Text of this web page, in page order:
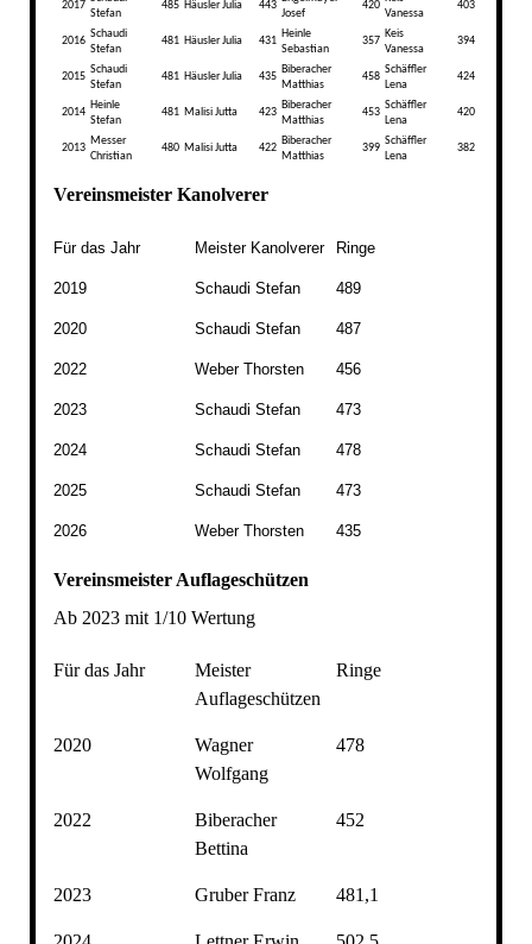
Vereinsmeister Kanolverer
Für das Jahr Meister Kanolverer Ringe
2019 Schaudi Stefan 489
2020 Schaudi Stefan 487
2022 Weber Thorsten 456
2023 Schaudi Stefan 473
2024 Schaudi Stefan 478
2025 Schaudi Stefan 473
2026 Weber Thorsten 435
Vereinsmeister Auflageschützen
Ab 2023 mit 1/10 Wertung
Für das Jahr
Meister
Auflageschützen
Ringe
2020
Wagner
Wolfgang
478
2022
Biberacher
Bettina
452
2023 Gruber Franz 481,1